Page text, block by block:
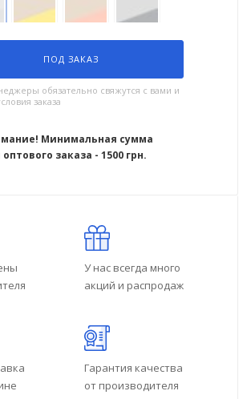
ПОД ЗАКАЗ
обязательно свяжутся с вами и
заказа
Минимальная сумма
заказа - 1500 грн.
У нас всегда много
акций и распродаж
Гарантия качества
от производителя